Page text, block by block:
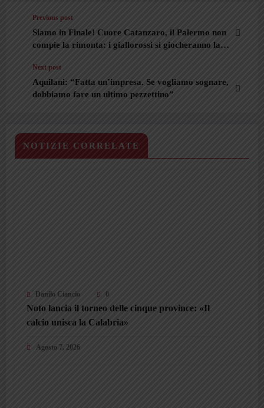
Previous post
Siamo in Finale! Cuore Catanzaro, il Palermo non
compie la rimonta: i giallorossi si giocheranno la
Next post
Aquilani: “Fatta un’impresa. Se vogliamo sognare,
dobbiamo fare un ultimo pezzettino”
NOTIZIE CORRELATE
Danilo Ciancio 0
Noto lancia il torneo delle cinque province: «Il
calcio unisca la Calabria»
Agosto 7, 2026